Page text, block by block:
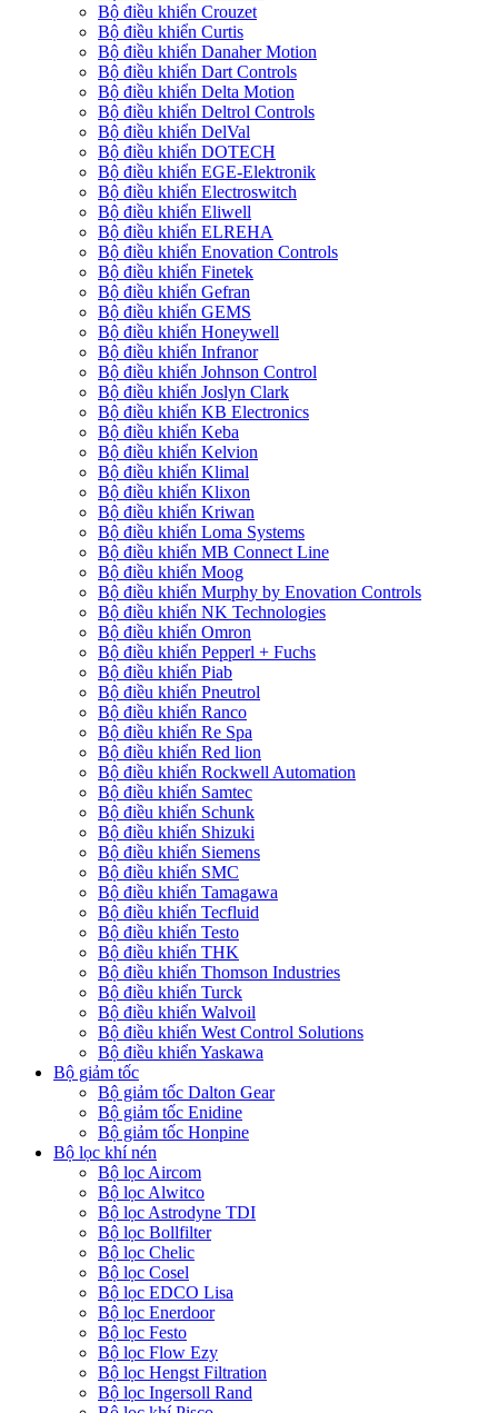
Bộ điều khiển Crouzet
Bộ điều khiển Curtis
Bộ điều khiển Danaher Motion
Bộ điều khiển Dart Controls
Bộ điều khiển Delta Motion
Bộ điều khiển Deltrol Controls
Bộ điều khiển DelVal
Bộ điều khiển DOTECH
Bộ điều khiển EGE-Elektronik
Bộ điều khiển Electroswitch
Bộ điều khiển Eliwell
Bộ điều khiển ELREHA
Bộ điều khiển Enovation Controls
Bộ điều khiển Finetek
Bộ điều khiển Gefran
Bộ điều khiển GEMS
Bộ điều khiển Honeywell
Bộ điều khiển Infranor
Bộ điều khiển Johnson Control
Bộ điều khiển Joslyn Clark
Bộ điều khiển KB Electronics
Bộ điều khiển Keba
Bộ điều khiển Kelvion
Bộ điều khiển Klimal
Bộ điều khiển Klixon
Bộ điều khiển Kriwan
Bộ điều khiển Loma Systems
Bộ điều khiển MB Connect Line
Bộ điều khiển Moog
Bộ điều khiển Murphy by Enovation Controls
Bộ điều khiển NK Technologies
Bộ điều khiển Omron
Bộ điều khiển Pepperl + Fuchs
Bộ điều khiển Piab
Bộ điều khiển Pneutrol
Bộ điều khiển Ranco
Bộ điều khiển Re Spa
Bộ điều khiển Red lion
Bộ điều khiển Rockwell Automation
Bộ điều khiển Samtec
Bộ điều khiển Schunk
Bộ điều khiển Shizuki
Bộ điều khiển Siemens
Bộ điều khiển SMC
Bộ điều khiển Tamagawa
Bộ điều khiển Tecfluid
Bộ điều khiển Testo
Bộ điều khiển THK
Bộ điều khiển Thomson Industries
Bộ điều khiển Turck
Bộ điều khiển Walvoil
Bộ điều khiển West Control Solutions
Bộ điều khiển Yaskawa
Bộ giảm tốc
Bộ giảm tốc Dalton Gear
Bộ giảm tốc Enidine
Bộ giảm tốc Honpine
Bộ lọc khí nén
Bộ lọc Aircom
Bộ lọc Alwitco
Bộ lọc Astrodyne TDI
Bộ lọc Bollfilter
Bộ lọc Chelic
Bộ lọc Cosel
Bộ lọc EDCO Lisa
Bộ lọc Enerdoor
Bộ lọc Festo
Bộ lọc Flow Ezy
Bộ lọc Hengst Filtration
Bộ lọc Ingersoll Rand